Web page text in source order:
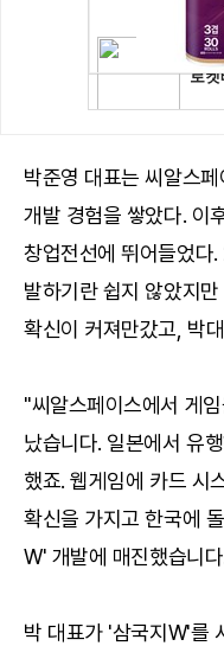
박준영 대표는 씨알스
개발 경험을 쌓았다. 이
창업전선에 뛰어들었다
발하기란 쉽지 않았지
확신이 커져만갔고, 박
"씨알스페이스에서 게
났습니다. 일본에서 유
했죠. 웹게임에 카드 시
확신을 가지고 한국에
W' 개발에 매진했습니
박 대표가 '삼국지W'를